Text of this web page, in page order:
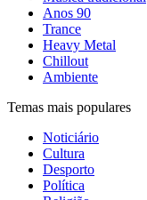
Anos 90
Trance
Heavy Metal
Chillout
Ambiente
Temas mais populares
Noticiário
Cultura
Desporto
Política